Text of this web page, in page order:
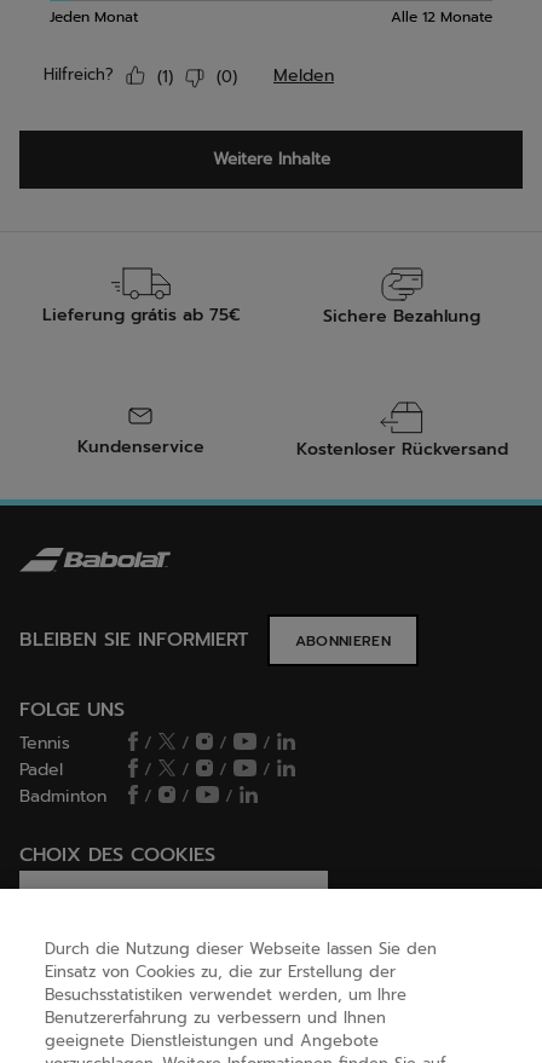
Lieferung grátis ab 75€ Sichere Bezahlung
Kundenservice Kostenloser Rückversand
BLEIBEN SIE INFORMIERT ABONNIEREN
FOLGE UNS
Tennis / / /
/
Padel
/ / /
/
Badminton
/ / /
CHOIX DES COOKIES
Ich lege Cookies fest / lehne sie ab
HILFE
Durch die Nutzung dieser Webseite lassen Sie den
Einsatz von Cookies zu, die zur Erstellung der
Besuchsstatistiken verwendet werden, um Ihre
Benutzererfahrung zu verbessern und Ihnen
geeignete Dienstleistungen und Angebote